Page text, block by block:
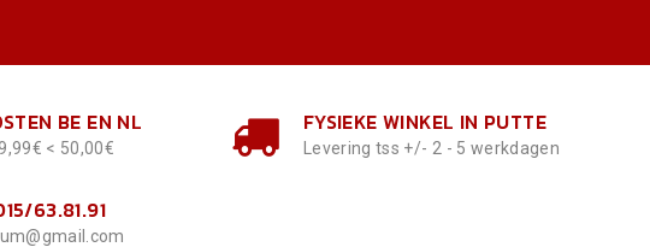
BE EN NL
< 50,00€
FYSIEKE WINKEL IN PUTTE
Levering tss +/- 2 - 5 werkdagen
63.81.91